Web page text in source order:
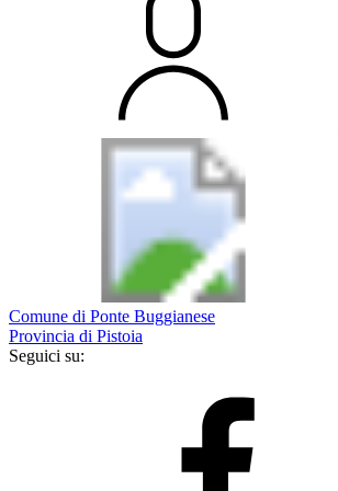
Comune di Ponte Buggianese
Provincia di Pistoia
Seguici su: